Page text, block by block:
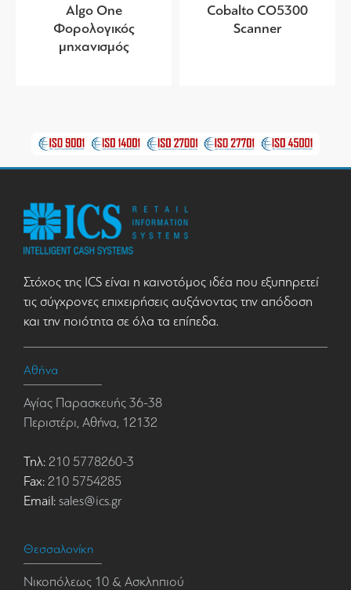
Algo One
Φορολογικός
μηχανισμός
Cobalto CO5300
Scanner
Στόχος της ICS είναι η καινοτόμος ιδέα που εξυπηρετεί
τις σύγχρονες επιχειρήσεις αυξάνοντας την απόδοση
και την ποιότητα σε όλα τα επίπεδα.
Αθήνα
Αγίας Παρασκευής 36-38
Περιστέρι, Αθήνα, 12132
Τηλ: 210 5778260-3
Fax: 210 5754285
Email: sales@ics.gr
Θεσσαλονίκη
Νικοπόλεως 10 & Ασκληπιού